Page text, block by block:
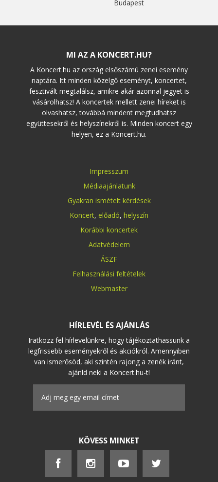
Budapest
MI AZ A KONCERT.HU?
A Koncert.hu az ország elsőszámú zenei esemény
naptára. Itt minden közelgő eseményt, koncertet,
fesztivált megtalálsz, amikre akár azonnal jegyet is
vásárolhatsz! A koncertek mellett zenei híreket is
olvashatsz, továbbá mindent megtudhatsz
együttesekről és helyszínekről is. Minden koncert egy
helyen, ez a Koncert.hu.
Impresszum
Médiaajánlatunk
Gyakran ismételt kérdések
Koncert, előadó, helyszín
Korábbi koncertek
Adatvédelem
ÁSZF
Felhasználási feltételek
Webmaster
HÍRLEVÉL ÉS AJÁNLÁS
Iratkozz fel hírlevelünkre, hogy tájékoztathassunk a
legfrissebb eseményekről és akciókról. Amennyiben
van ismerősöd, aki szintén rajong a zenék iránt,
ajánld neki a Koncert.hu-t!
KÖVESS MINKET